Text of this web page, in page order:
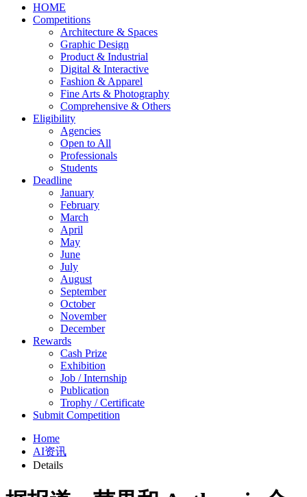
HOME
Competitions
Architecture & Spaces
Graphic Design
Product & Industrial
Digital & Interactive
Fashion & Apparel
Fine Arts & Photography
Comprehensive & Others
Eligibility
Agencies
Open to All
Professionals
Students
Deadline
January
February
March
April
May
June
July
August
September
October
November
December
Rewards
Cash Prize
Exhibition
Job / Internship
Publication
Trophy / Certificate
Submit Competition
Home
AI资讯
Details